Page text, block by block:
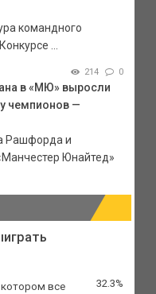
командного
...
214 0
в «МЮ» выросли
чемпионов —
Рашфорда и
Юнайтед»
все
32.3%